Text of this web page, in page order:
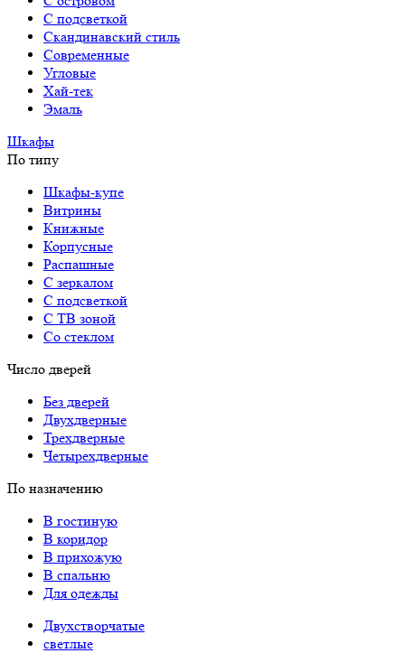
С подсветкой
Скандинавский стиль
Современные
Угловые
Хай-тек
Эмаль
Шкафы
По типу
Шкафы-купе
Витрины
Книжные
Корпусные
Распашные
С зеркалом
С подсветкой
С ТВ зоной
Со стеклом
Число дверей
Без дверей
Двухдверные
Трехдверные
Четырехдверные
По назначению
В гостиную
В коридор
В прихожую
В спальню
Для одежды
Двухстворчатые
светлые